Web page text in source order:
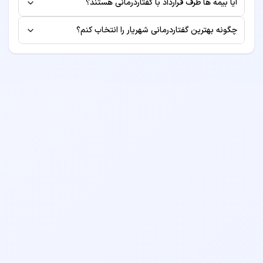
نمایش داده می‌شود. این هزینه شامل معاینه اولیه بوده و
ممکن است هزینه‌های جانبی مانند آزمایش یا رادیولوژی
جداگانه محاسبه شود.
آیا بیمه ها طرف قرارداد با گفتاردرمانی هستند؟
اطلاع از لیست بیمه‌های طرف قرارداد، به صفحه پروفایل دکتر
مراجعه کنید یا قبل از رزرو نوبت با مطب تماس بگیرید.
چگونه بهترین گفتاردرمانی شهریار را انتخاب کنم؟